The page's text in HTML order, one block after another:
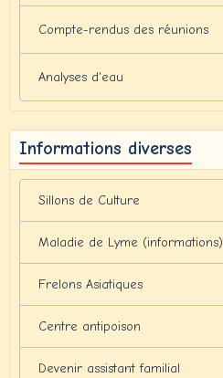
Compte-rendus des réunions
Analyses d'eau
Informations diverses
Sillons de Culture
Maladie de Lyme (informations)
Frelons Asiatiques
Centre antipoison
Devenir assistant familial